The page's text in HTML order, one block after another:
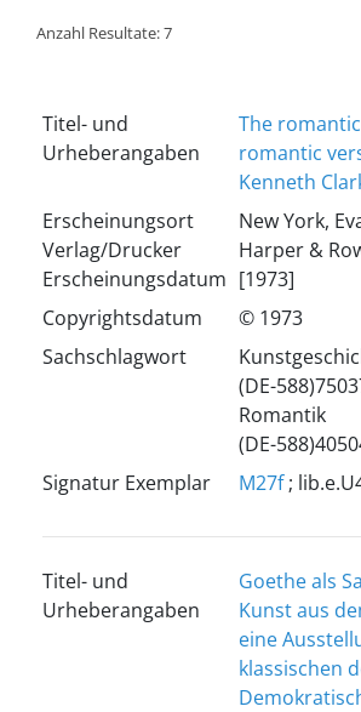
Anzahl Resultate: 7
Titel- und
Urheberangaben
The
romantic
Kenneth
Erscheinungsort
Verlag/Drucker
Erscheinungsdatum
New York,
Harper &
[1973]
Copyrightsdatum
© 1973
Sachschlagwort
(DE-
Romantik
(DE-
Signatur Exemplar
M27f;
Titel- und
Urheberangaben
Goethe als
Kunst aus
eine
klassischen